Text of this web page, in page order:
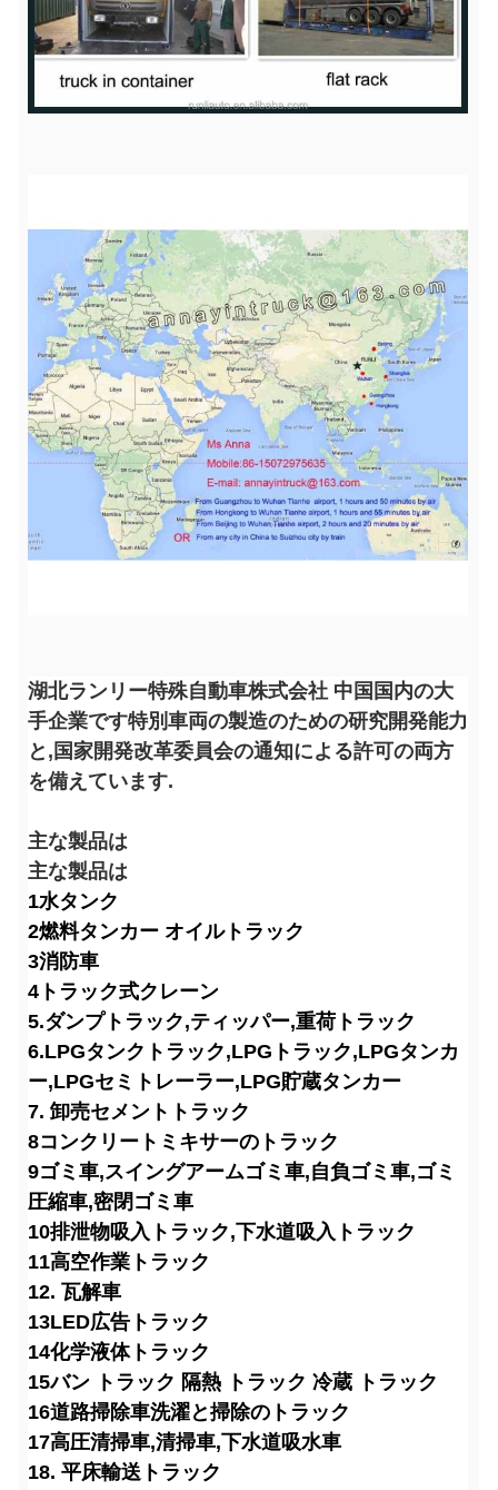
湖北ランリー特殊自動車株式会社 中国国内の大
手企業です特別車両の製造のための研究開発能力
と,国家開発改革委員会の通知による許可の両方
を備えています.
主な製品は
主な製品は
1水タンク
2燃料タンカー オイルトラック
3消防車
4トラック式クレーン
5.ダンプトラック,ティッパー,重荷トラック
6.LPGタンクトラック,LPGトラック,LPGタンカ
ー,LPGセミトレーラー,LPG貯蔵タンカー
7. 卸売セメントトラック
8コンクリートミキサーのトラック
9ゴミ車,スイングアームゴミ車,自負ゴミ車,ゴミ
圧縮車,密閉ゴミ車
10排泄物吸入トラック,下水道吸入トラック
11高空作業トラック
12. 瓦解車
13LED広告トラック
14化学液体トラック
15バン トラック 隔熱 トラック 冷蔵 トラック
16道路掃除車洗濯と掃除のトラック
17高圧清掃車,清掃車,下水道吸水車
18. 平床輸送トラック